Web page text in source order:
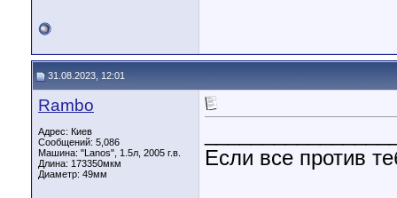
31.08.2023, 12:01
Rambo
Адрес: Киев
Сообщений: 5,086
Машина: "Lanos", 1.5л, 2005 г.в.
Длина: 173350мкм
Диаметр: 49мм
Если все против